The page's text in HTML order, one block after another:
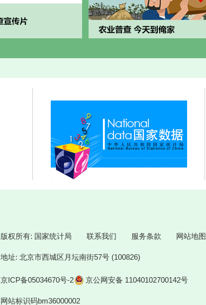
版权所有: 国家统计局 联系我们 服务条款 网站地图
地址: 北京市西城区月坛南街57号 (100826)
京ICP备05034670号-2 京公网安备 11040102700142号
网站标识码bm36000002